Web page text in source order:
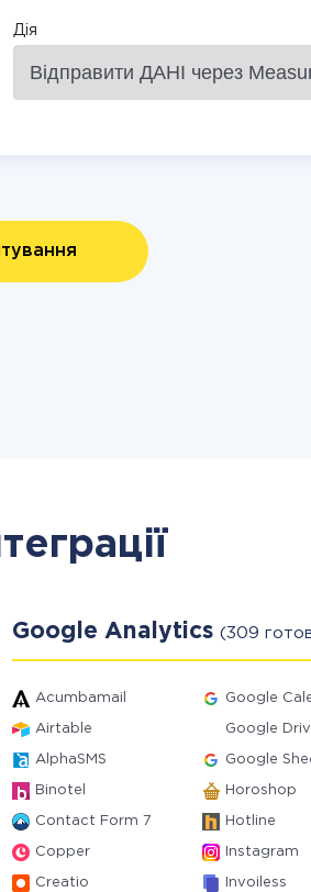
Дія
Google Analytics (309
Acumbamail Google
Airtable Google
AlphaSMS Google
Binotel Horoshop
Contact Form 7 Hotline
Copper Instagram
Creatio Invoiless